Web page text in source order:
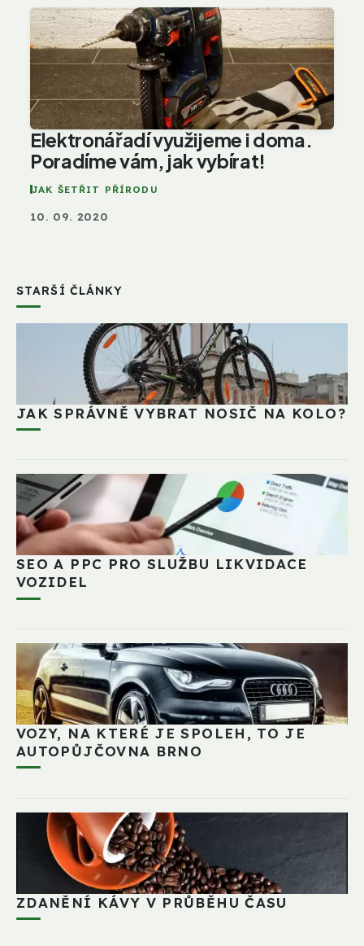
Elektronářadí využijeme i doma.
Poradíme vám, jak vybírat!
JAK ŠETŘIT PŘÍRODU
10. 09. 2020
STARŠÍ ČLÁNKY
JAK SPRÁVNĚ VYBRAT NOSIČ NA KOLO?
SEO A PPC PRO SLUŽBU LIKVIDACE
VOZIDEL
VOZY, NA KTERÉ JE SPOLEH, TO JE
AUTOPŮJČOVNA BRNO
ZDANĚNÍ KÁVY V PRŮBĚHU ČASU